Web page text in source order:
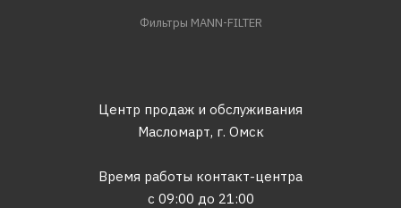
Фильтры MANN-FILTER
Центр продаж и обслуживания
Масломарт, г. Омск
Время работы контакт-центра
с 09:00 до 21:00